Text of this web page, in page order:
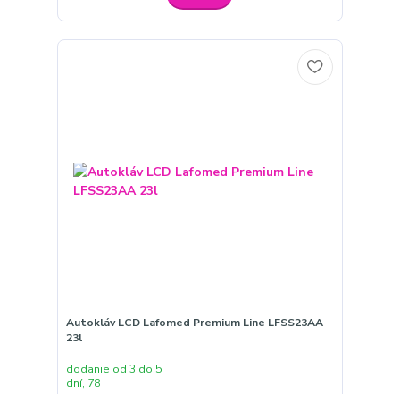
Autokláv LCD Lafomed Premium Line LFSS23AA
23l
dodanie od 3 do 5
dní, 78